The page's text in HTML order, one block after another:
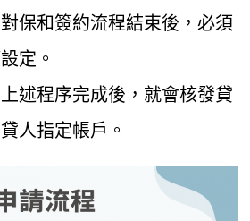
對保和簽約流程結束後，必須
定。
上述程序完成後，就會核發貸
人指定帳戶。